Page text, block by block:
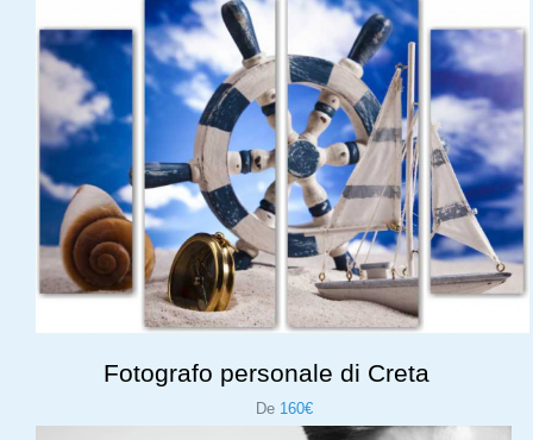
Fotografo personale di Creta
De 160€